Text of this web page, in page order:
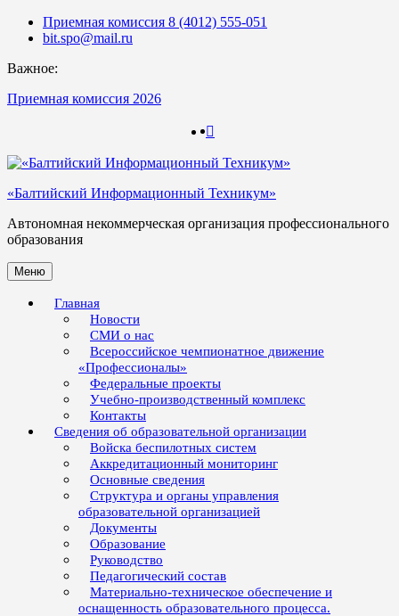
Skip
Приемная комиссия 8 (4012) 555-051
bit.spo@mail.ru
Важное:
Приемная комиссия 2026
«Балтийский Информационный Техникум»
Автономная некоммерческая организация профессионального
образования
Меню
Главная
Новости
СМИ о нас
Всероссийское чемпионатное движение
«Профессионалы»
Федеральные проекты
Учебно-производственный комплекс
Контакты
Сведения об образовательной организации
Войска беспилотных систем
Аккредитационный мониторинг
Основные сведения
Структура и органы управления
образовательной организацией
Документы
Образование
Руководство
Педагогический состав
Материально-техническое обеспечение и
оснащенность образовательного процесса.